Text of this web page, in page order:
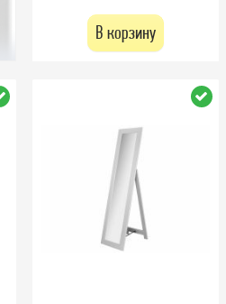
В корзину